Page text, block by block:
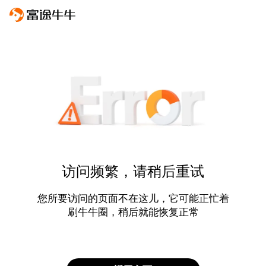
访问频繁，请稍后重试
您所要访问的页面不在这儿，它可能正忙着
刷牛牛圈，稍后就能恢复正常